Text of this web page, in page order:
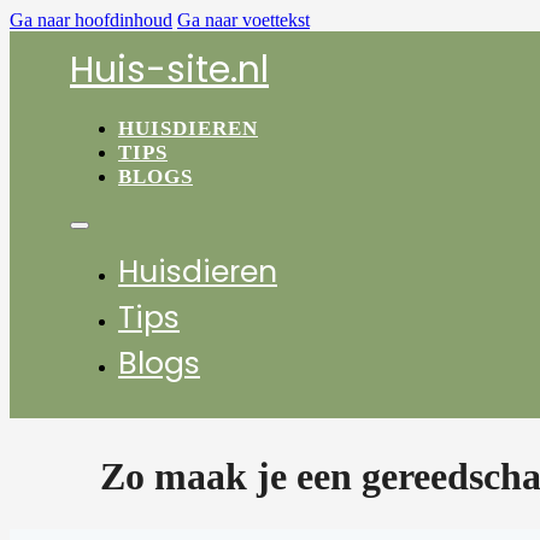
Ga naar hoofdinhoud Ga naar voettekst
Huis-site.nl
HUISDIEREN
TIPS
BLOGS
Huisdieren
Tips
Blogs
Zo maak je een